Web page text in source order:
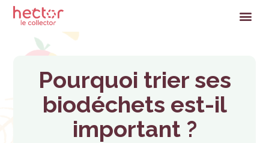
Pourquoi trier ses
biodéchets est-il
important ?